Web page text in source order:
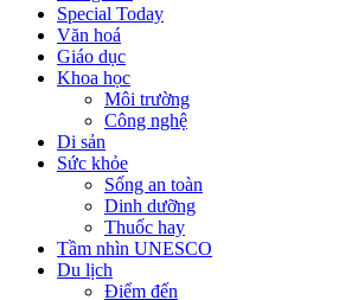
Special Today
Văn hoá
Giáo dục
Khoa học
Môi trường
Công nghệ
Di sản
Sức khỏe
Sống an toàn
Dinh dưỡng
Thuốc hay
Tầm nhìn UNESCO
Du lịch
Điểm đến